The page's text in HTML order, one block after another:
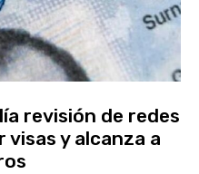
revisión de redes
y alcanza a